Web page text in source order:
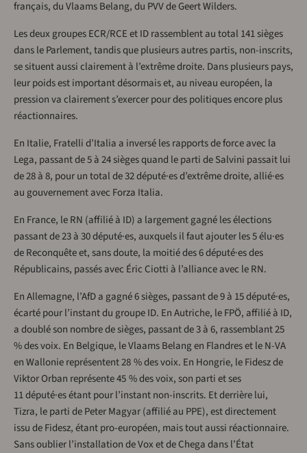
français, du Vlaams Belang, du PVV de Geert Wilders.
Les deux groupes ECR/RCE et ID rassemblent au total 141 sièges
dans le Parlement, tandis que plusieurs autres partis, non-inscrits,
se situent aussi clairement à l’extrême droite. Dans plusieurs pays,
leur poids est important désormais et, au niveau européen, la
pression va clairement s’exercer pour des politiques encore plus
réactionnaires.
En Italie, Fratelli d’Italia a inversé les rapports de force avec la
Lega, passant de 5 à 24 sièges quand le parti de Salvini passait lui
de 28 à 8, pour un total de 32 député·es d’extrême droite, allié·es
au gouvernement avec Forza Italia.
En France, le RN (affilié à ID) a largement gagné les élections
passant de 23 à 30 député·es, auxquels il faut ajouter les 5 élu·es
de Reconquête et, sans doute, la moitié des 6 député·es des
Républicains, passés avec Éric Ciotti à l’alliance avec le RN.
En Allemagne, l’AfD a gagné 6 sièges, passant de 9 à 15 député·es,
écarté pour l’instant du groupe ID. En Autriche, le FPÖ, affilié à ID,
a doublé son nombre de sièges, passant de 3 à 6, rassemblant 25
% des voix. En Belgique, le Vlaams Belang en Flandres et le N-VA
en Wallonie représentent 28 % des voix. En Hongrie, le Fidesz de
Viktor Orban représente 45 % des voix, son parti et ses
11 député·es étant pour l’instant non-inscrits. Et derrière lui,
Tizra, le parti de Peter Magyar (affilié au PPE), est directement
issu de Fidesz, étant pro-européen, mais tout aussi réactionnaire.
Sans oublier l’installation de Vox et de Chega dans l’État